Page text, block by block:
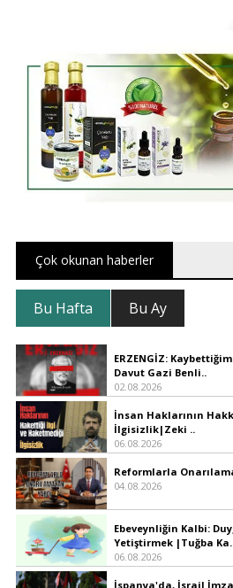
Çok okunan haberler
Bu Hafta Bu Ay
ERZENGİZ:
Davut Gazi Benli..
02.08.2026
İnsan Haklarının
İlgisizlik|Zeki ..
06.08.2026
Reformlarla
04.08.2026
Ebeveynliğin Kalbi:
Yetiştirmek |Tuğba Ka..
06.08.2026
İspanya'da, İsrail